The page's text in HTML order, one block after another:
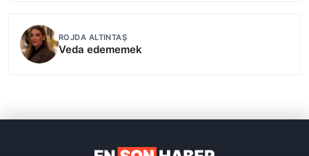
ROJDA ALTINTAŞ
Veda edememek